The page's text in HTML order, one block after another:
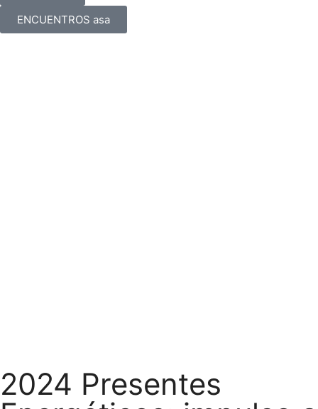
ENCUENTROS asa
2024 Presentes